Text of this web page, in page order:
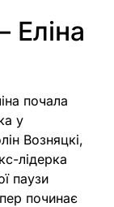
Еліна
почала
у
Возняцкі,
лідерка
паузи
починає